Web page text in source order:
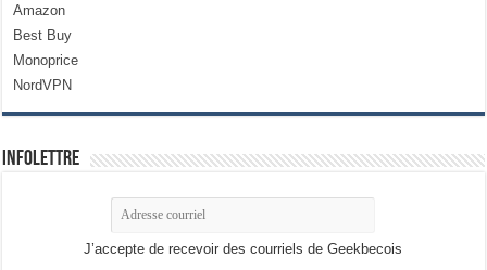
Amazon
Best Buy
Monoprice
NordVPN
Infolettre
J’accepte de recevoir des courriels de Geekbecois